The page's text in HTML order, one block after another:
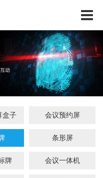
盒子 会议预约屏
条形屏
牌 会议一体机